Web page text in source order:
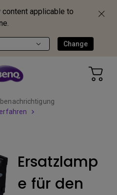
content applicable to
Change
Ersatzlamp
e für den